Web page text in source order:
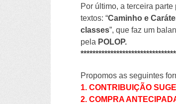
Por último, a terceira
textos: “Caminho e
classes”, que faz um
pela POLOP.
Propomos as seguintes
1. CONTRIBUIÇÃO
2. COMPRA